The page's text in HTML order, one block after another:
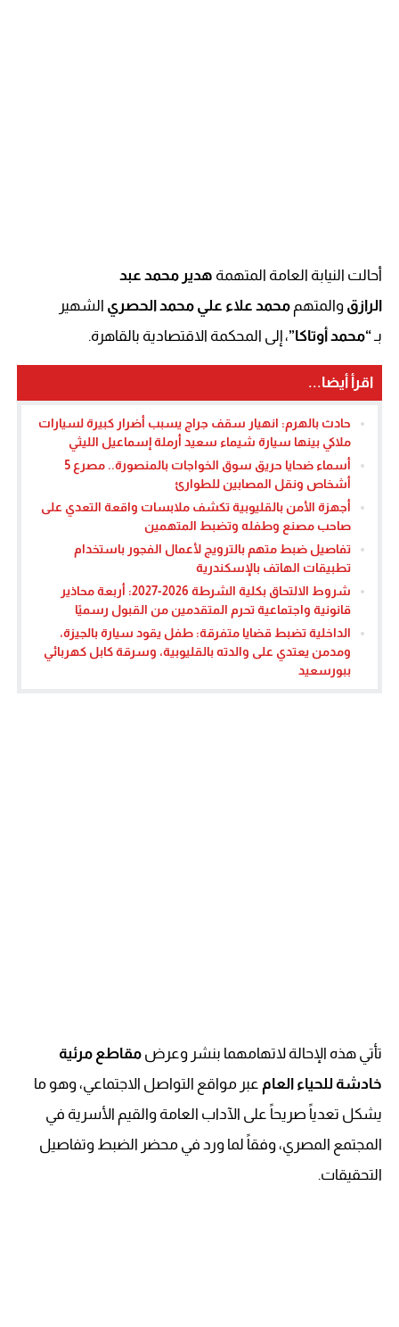
أحالت النيابة العامة المتهمة هدير محمد عبد
الرازق والمتهم محمد علاء علي محمد الحصري الشهير
بـ“محمد أوتاكا”، إلى المحكمة الاقتصادية بالقاهرة.
اقرأ أيضا...
حادث بالهرم: انهيار سقف جراج يسبب أضرار كبيرة لسيارات
ملاكي بينها سيارة شيماء سعيد أرملة إسماعيل الليثي
أسماء ضحايا حريق سوق الخواجات بالمنصورة.. مصرع 5
أشخاص ونقل المصابين للطوارئ
أجهزة الأمن بالقليوبية تكشف ملابسات واقعة التعدي على
صاحب مصنع وطفله وتضبط المتهمين
تفاصيل ضبط متهم بالترويج لأعمال الفجور باستخدام
تطبيقات الهاتف بالإسكندرية
شروط الالتحاق بكلية الشرطة 2026-2027: أربعة محاذير
قانونية واجتماعية تحرم المتقدمين من القبول رسميًا
الداخلية تضبط قضايا متفرقة: طفل يقود سيارة بالجيزة،
ومدمن يعتدي على والدته بالقليوبية، وسرقة كابل كهربائي
ببورسعيد
تأتي هذه الإحالة لاتهامهما بنشر وعرض مقاطع مرئية
خادشة للحياء العام عبر مواقع التواصل الاجتماعي، وهو ما
يشكل تعدياً صريحاً على الآداب العامة والقيم الأسرية في
المجتمع المصري، وفقاً لما ورد في محضر الضبط وتفاصيل
التحقيقات.